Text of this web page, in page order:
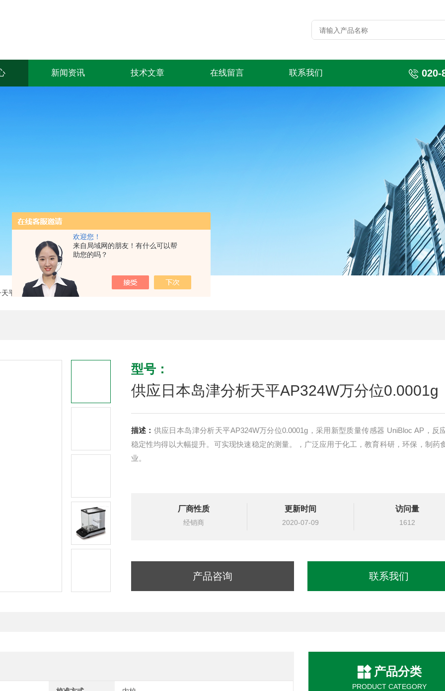
欢迎您！
来自局域网的朋友！有什么可以帮
助您的吗？
新闻资讯 技术文章 在线留言 联系我们 020-
平 > 供应日本岛津分析天平AP324W万分位0.0001g
型号：
供应日本岛津分析天平AP324W万分位0.0001g
描述： 供应日本岛津分析天平AP324W万分位0.0001g，采用新型质量传感器 UniBloc AP，反
稳定性均得以大幅提升。可实现快速稳定的测量。，广泛应用于化工，教育科研，环保，制药
业。
厂商性质
经销商
更新时间
2020-07-09
访问量
1612
产品咨询 联系我们
产品分类
PRODUCT CATEGORY